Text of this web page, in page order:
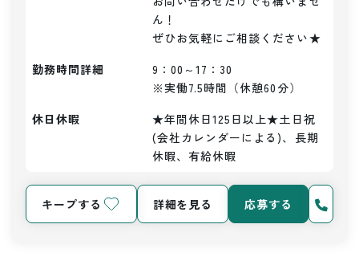
ん！
ぜひお気軽にご相談ください★
勤務時間詳細
9：00～17：30
※実働7.5時間（休憩60分）
休日休暇
★年間休日125日以上★土日祝
(会社カレンダーによる)、長期
休暇、有給休暇
キープする 詳細を見る 応募する